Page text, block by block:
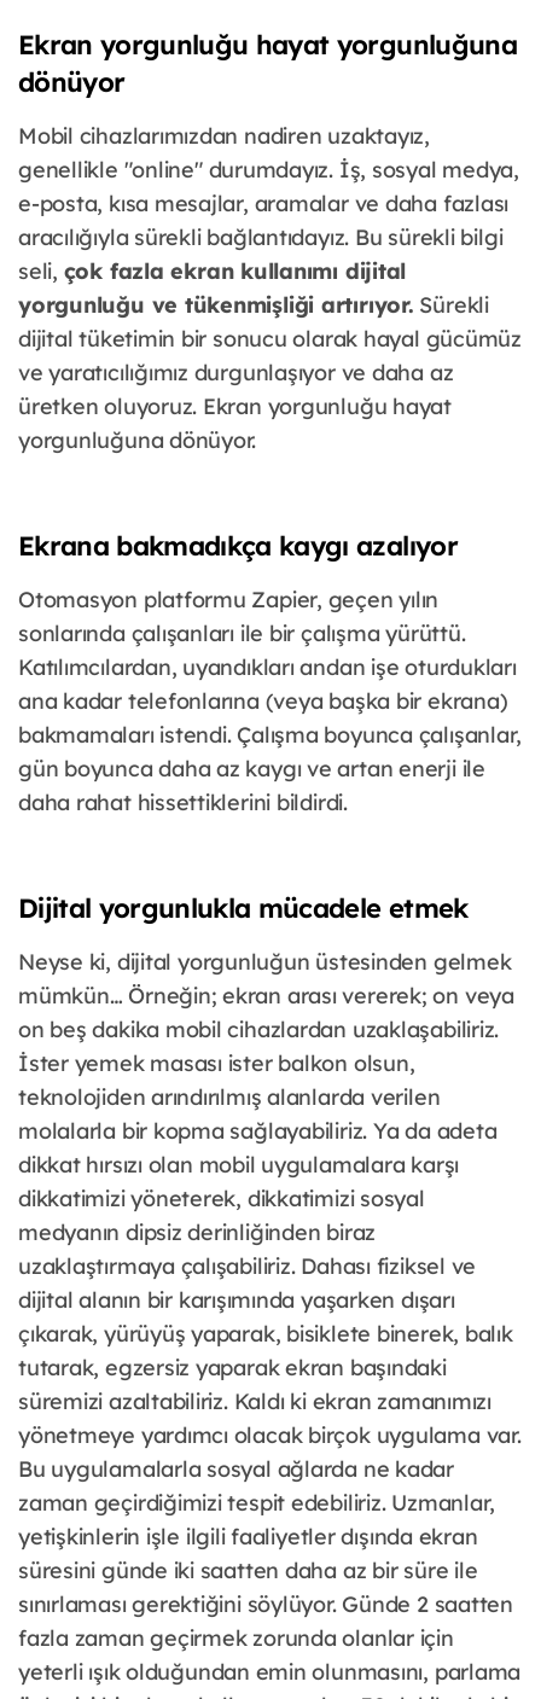
Ekran yorgunluğu hayat yorgunluğuna
dönüyor
Mobil cihazlarımızdan nadiren uzaktayız,
genellikle "online" durumdayız. İş, sosyal medya,
e-posta, kısa mesajlar, aramalar ve daha fazlası
aracılığıyla sürekli bağlantıdayız. Bu sürekli bilgi
seli, çok fazla ekran kullanımı dijital
yorgunluğu ve tükenmişliği artırıyor. Sürekli
dijital tüketimin bir sonucu olarak hayal gücümüz
ve yaratıcılığımız durgunlaşıyor ve daha az
üretken oluyoruz. Ekran yorgunluğu hayat
yorgunluğuna dönüyor.
Ekrana bakmadıkça kaygı azalıyor
Otomasyon platformu Zapier, geçen yılın
sonlarında çalışanları ile bir çalışma yürüttü.
Katılımcılardan, uyandıkları andan işe oturdukları
ana kadar telefonlarına (veya başka bir ekrana)
bakmamaları istendi. Çalışma boyunca çalışanlar,
gün boyunca daha az kaygı ve artan enerji ile
daha rahat hissettiklerini bildirdi.
Dijital yorgunlukla mücadele etmek
Neyse ki, dijital yorgunluğun üstesinden gelmek
mümkün… Örneğin; ekran arası vererek; on veya
on beş dakika mobil cihazlardan uzaklaşabiliriz.
İster yemek masası ister balkon olsun,
teknolojiden arındırılmış alanlarda verilen
molalarla bir kopma sağlayabiliriz. Ya da adeta
dikkat hırsızı olan mobil uygulamalara karşı
dikkatimizi yöneterek, dikkatimizi sosyal
medyanın dipsiz derinliğinden biraz
uzaklaştırmaya çalışabiliriz. Dahası fiziksel ve
dijital alanın bir karışımında yaşarken dışarı
çıkarak, yürüyüş yaparak, bisiklete binerek, balık
tutarak, egzersiz yaparak ekran başındaki
süremizi azaltabiliriz. Kaldı ki ekran zamanımızı
yönetmeye yardımcı olacak birçok uygulama var.
Bu uygulamalarla sosyal ağlarda ne kadar
zaman geçirdiğimizi tespit edebiliriz. Uzmanlar,
yetişkinlerin işle ilgili faaliyetler dışında ekran
süresini günde iki saatten daha az bir süre ile
sınırlaması gerektiğini söylüyor. Günde 2 saatten
fazla zaman geçirmek zorunda olanlar için
yeterli ışık olduğundan emin olunmasını, parlama